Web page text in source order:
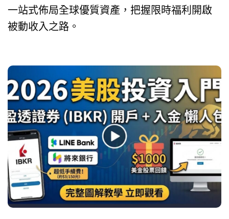
一站式佈局全球優質資產，把握限時福利開啟
被動收入之路。